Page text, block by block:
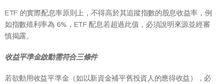
ETF 的實際配息率原則上，不得高於其追蹤指數的股息收益率，例
如指數殖利率為 6%，ETF 配息若超過此值，必須說明來源並經審
慎揭露。
收益平準金啟動需符合三條件
若欲動用收益平準金（如以新資金補平舊投資人的應得收益），必